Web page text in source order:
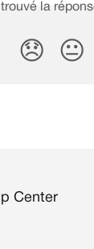
la
😞 😐